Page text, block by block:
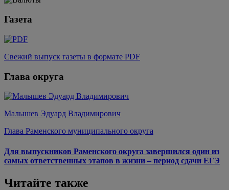
Газета
Свежий выпуск газеты в формате PDF
Глава округа
Малышев Эдуард Владимирович
Глава Раменского муниципального округа
Для выпускников Раменского округа завершился один из
самых ответственных этапов в жизни – период сдачи ЕГЭ
Читайте также